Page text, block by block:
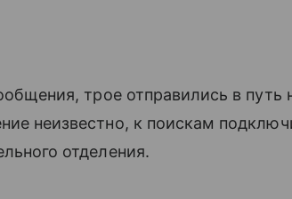
трое отправились в путь
неизвестно, к поискам
отделения.